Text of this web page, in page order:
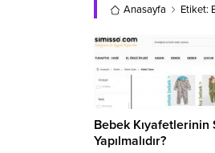
Anasayfa Etiket:
Bebek Kıyafetlerinin
Yapılmalıdır?